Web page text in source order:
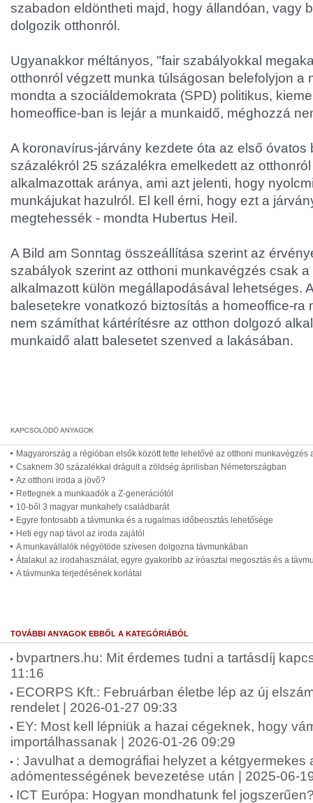
szabadon eldöntheti majd, hogy állandóan, vagy
dolgozik otthonról.
Ugyanakkor méltányos, "fair szabályokkal
otthonról végzett munka túlságosan belefolyjon a
mondta a szociáldemokrata (SPD) politikus,
homeoffice-ban is lejár a munkaidő, méghozzá
A koronavírus-járvány kezdete óta az első óvatos
százalékról 25 százalékra emelkedett az
alkalmazottak aránya, ami azt jelenti, hogy
munkájukat hazulról. El kell érni, hogy ezt a
megtehessék - mondta Hubertus Heil.
A Bild am Sonntag összeállítása szerint az
szabályok szerint az otthoni munkavégzés csak
alkalmazott külön megállapodásával lehetséges.
balesetekre vonatkozó biztosítás a homeoffice-ra
nem számíthat kártérítésre az otthon dolgozó
munkaidő alatt balesetet szenved a lakásában.
Magyarország a régióban elsők között tette lehetővé az otthoni munkavégzés
Csaknem 30 százalékkal drágult a zöldség áprilisban Németországban
Az otthoni iroda a jövő?
Rettegnek a munkaadók a Z-generációtól
10-ből 3 magyar munkahely családbarát
Egyre fontosabb a távmunka és a rugalmas időbeosztás lehetősége
Heti egy nap távol az iroda zajától
A munkavállalók négyötöde szívesen dolgozna távmunkában
Átalakul az irodahasználat, egyre gyakoribb az íróasztal megosztás és a
A távmunka terjedésének korlátai
TOVÁBBI ANYAGOK EBBŐL A KATEGÓRIÁBÓL
bvpartners.hu: Mit érdemes tudni a tartásdíj
11:16
ECORPS Kft.: Februárban életbe lép az új
rendelet | 2026-01-27 09:33
EY: Most kell lépniük a hazai cégeknek, hogy
importálhassanak | 2026-01-26 09:29
: Javulhat a demográfiai helyzet a kétgyermekes
adómentességének bevezetése után | 2025-06-
ICT Európa: Hogyan mondhatunk fel